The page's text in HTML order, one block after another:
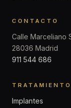
CONTACTO
Calle Marceliano
28036 Madrid
911 544 686
Implantes